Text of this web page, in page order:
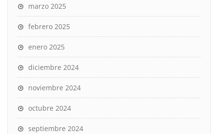
marzo 2025
febrero 2025
enero 2025
diciembre 2024
noviembre 2024
octubre 2024
septiembre 2024